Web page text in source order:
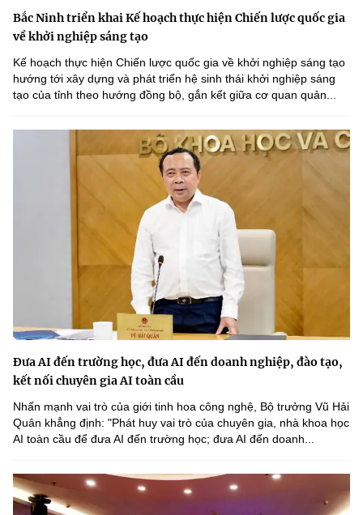
Bắc Ninh triển khai Kế hoạch thực hiện Chiến lược quốc gia
về khởi nghiệp sáng tạo
Kế hoạch thực hiện Chiến lược quốc gia về khởi nghiệp sáng tạo
hướng tới xây dựng và phát triển hệ sinh thái khởi nghiệp sáng
tạo của tỉnh theo hướng đồng bộ, gắn kết giữa cơ quan quản...
Đưa AI đến trường học, đưa AI đến doanh nghiệp, đào tạo,
kết nối chuyên gia AI toàn cầu
Nhấn mạnh vai trò của giới tinh hoa công nghệ, Bộ trưởng Vũ Hải
Quân khẳng định: "Phát huy vai trò của chuyên gia, nhà khoa học
AI toàn cầu để đưa AI đến trường học; đưa AI đến doanh...